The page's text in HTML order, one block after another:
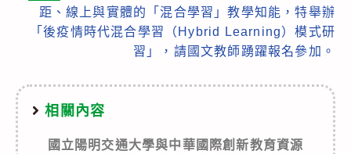
距、線上與實體的「混合學習」教學知能，特舉辦
「後疫情時代混合學習（Hybrid Learning）模式研
習」，請國文教師踴躍報名參加。
相關內容
國立陽明交通大學與中華國際創新教育資源